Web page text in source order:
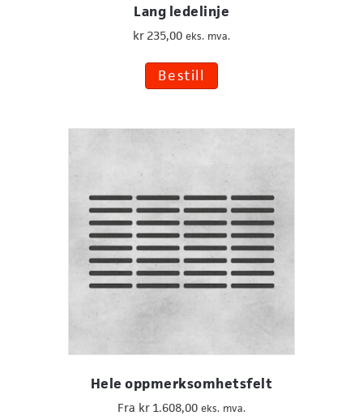
Lang ledelinje
kr 235,00 eks. mva.
Bestill
Dette
kan
velges
på
produktsiden
Hele oppmerksomhetsfelt
Fra kr 1.608,00 eks. mva.